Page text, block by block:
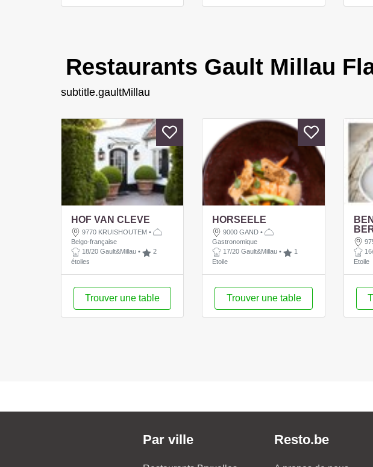
Restaurants Gault Millau
subtitle.gaultMillau
HOF VAN CLEVE
9770 KRUISHOUTEM •
Belgo-française
18/20 Gault&Millau •
2
étoiles
Trouver une table
HORSEELE
9000 GAND •
Gastronomique
17/20 Gault&Millau •
1
Etoile
Trouver une table
Etoile
Par ville Resto.be